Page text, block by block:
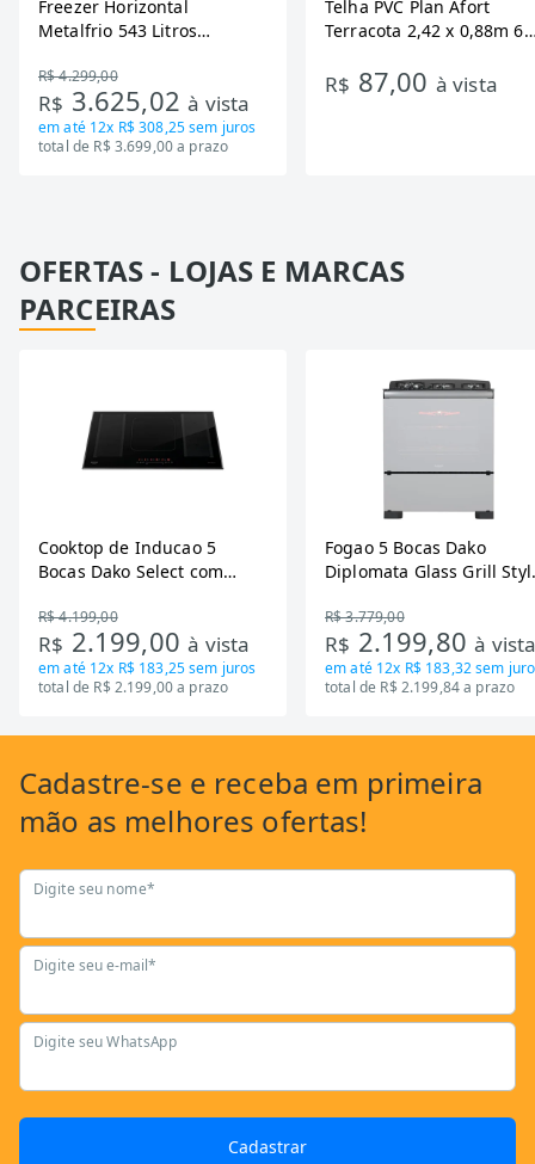
Freezer Horizontal
Metalfrio 543 Litros
Tecnologia Inverter, Branco,
Bivolt
R$ 4.299,00
R$ 3.625,02à vista
em até 12x R$ 308,25sem juros
total de R$ 3.699,00 a prazo
Telha PVC Plan Afort
Terracota 2,42 x 0,88m 6
R$ 87,00 à vista
OFERTAS - LOJAS E MARCAS
PARCEIRAS
Cooktop de Inducao 5
Bocas Dako Select com
R$ 4.199,00
R$ 2.199,00à vista
em até 12x R$ 183,25sem juros
total de R$ 2.199,00 a prazo
Fogao 5 Bocas Dako
Diplomata Glass Grill
R$ 3.779,00
R$ 2.199,80à
em até 12x R$ 183,32sem
total de R$ 2.199,84 a prazo
Cadastre-se e receba em primeira
mão as melhores ofertas!
Digite seu nome*
Digite seu e-mail*
Digite seu WhatsApp
Cadastrar